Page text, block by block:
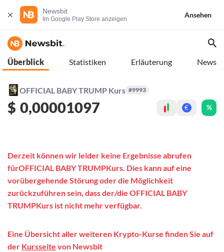
Newsbit
Im Google Play Store anzeigen
Ansehen
Überblick Statistiken Erläuterung News
OFFICIAL BABY TRUMP Kurs #9993
$ 0,00001097 € %
Derzeit können wir leider keine Ergebnisse abrufen
fürOFFICIAL BABY TRUMPKurs. Dies kann auf eine
vorübergehende Störung oder die Möglichkeit
zurückzuführen sein, dass der/die OFFICIAL BABY
TRUMPKurs ist nicht mehr verfügbar.
Eine Übersicht aller weiteren Krypto-Kurse finden Sie auf
der Kursseite von Newsbit